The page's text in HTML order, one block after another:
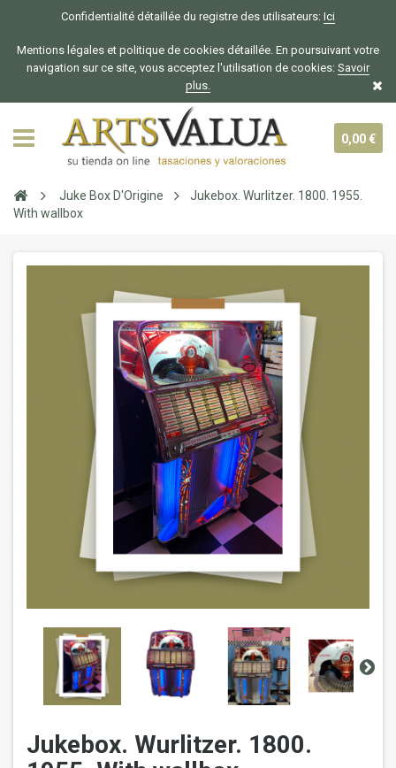
Confidentialité détaillée du registre des utilisateurs: Ici
Mentions légales et politique de cookies détaillée. En poursuivant votre
navigation sur ce site, vous acceptez l'utilisation de cookies: Savoir
plus.
0,00 €
Juke Box D'Origine
Jukebox. Wurlitzer. 1800. 1955.
With wallbox
Jukebox. Wurlitzer. 1800.